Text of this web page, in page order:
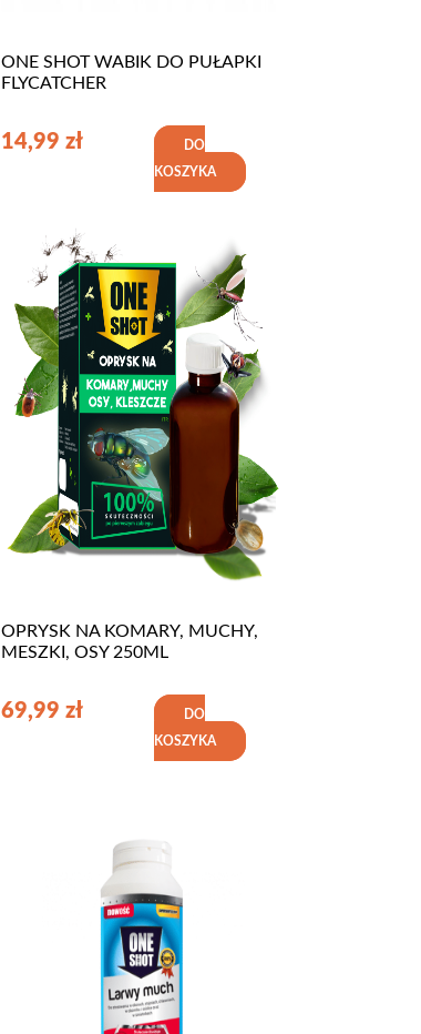
ONE SHOT WABIK DO PUŁAPKI
FLYCATCHER
14,99 zł
DO
KOSZYKA
OPRYSK NA KOMARY, MUCHY,
MESZKI, OSY 250ML
69,99 zł
DO
KOSZYKA